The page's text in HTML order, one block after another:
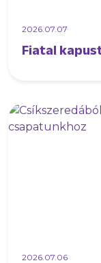
2026.07.07
Fiatal
2026.07.06